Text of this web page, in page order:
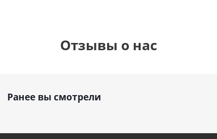
Отзывы о нас
Ранее вы смотрели